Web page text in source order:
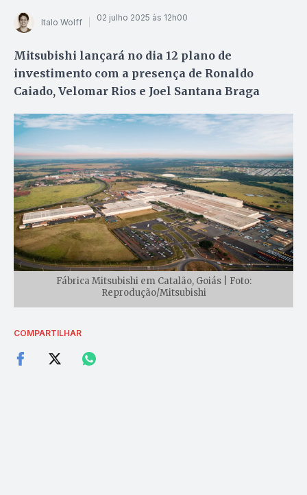
Italo Wolff 02 julho 2025 às 12h00
Mitsubishi lançará no dia 12 plano de
investimento com a presença de Ronaldo
Caiado, Velomar Rios e Joel Santana Braga
Fábrica Mitsubishi em Catalão, Goiás | Foto:
Reprodução/Mitsubishi
COMPARTILHAR